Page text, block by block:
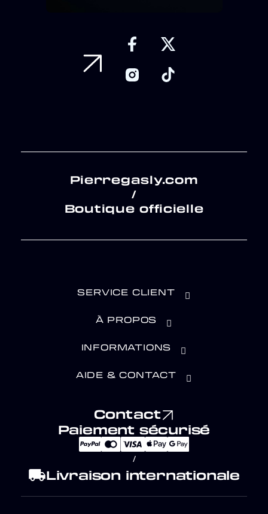
Pierregasly.com
/
Boutique officielle
SERVICE CLIENT
À PROPOS
INFORMATIONS
AIDE & CONTACT
Contact
Paiement sécurisé
/
local_shippingLivraison internationale